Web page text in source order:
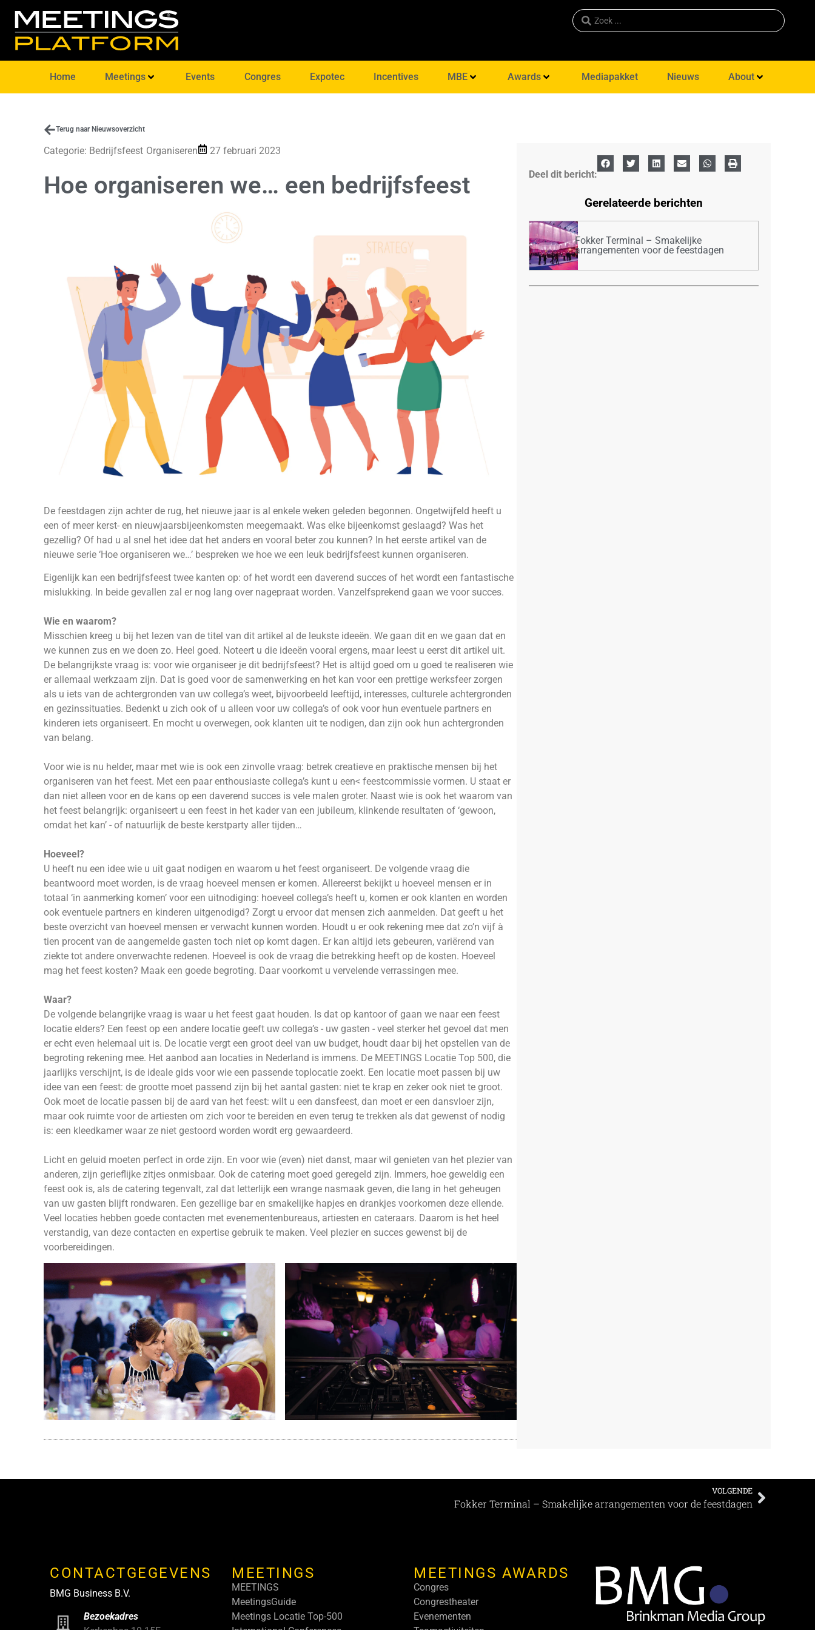
Home Meetings Events Congres Expotec Incentives MBE Awards Mediapakket Nieuws About
Terug naar Nieuwsoverzicht
Categorie: Bedrijfsfeest Organiseren 27 februari 2023
Hoe organiseren we… een bedrijfsfeest
De feestdagen zijn achter de rug, het nieuwe jaar is al enkele weken geleden begonnen. Ongetwijfeld heeft u
een of meer kerst- en nieuwjaarsbijeenkomsten meegemaakt. Was elke bijeenkomst geslaagd? Was het
gezellig? Of had u al snel het idee dat het anders en vooral beter zou kunnen? In het eerste artikel van de
nieuwe serie ‘Hoe organiseren we…’ bespreken we hoe we een leuk bedrijfsfeest kunnen organiseren.
Eigenlijk kan een bedrijfsfeest twee kanten op: of het wordt een daverend succes of het wordt een fantastische
mislukking. In beide gevallen zal er nog lang over nagepraat worden. Vanzelfsprekend gaan we voor succes.
Wie en waarom?
Misschien kreeg u bij het lezen van de titel van dit artikel al de leukste ideeën. We gaan dit en we gaan dat en
we kunnen zus en we doen zo. Heel goed. Noteert u die ideeën vooral ergens, maar leest u eerst dit artikel uit.
De belangrijkste vraag is: voor wie organiseer je dit bedrijfsfeest? Het is altijd goed om u goed te realiseren wie
er allemaal werkzaam zijn. Dat is goed voor de samenwerking en het kan voor een prettige werksfeer zorgen
als u iets van de achtergronden van uw collega’s weet, bijvoorbeeld leeftijd, interesses, culturele achtergronden
en gezinssituaties. Bedenkt u zich ook of u alleen voor uw collega’s of ook voor hun eventuele partners en
kinderen iets organiseert. En mocht u overwegen, ook klanten uit te nodigen, dan zijn ook hun achtergronden
van belang.
Voor wie is nu helder, maar met wie is ook een zinvolle vraag: betrek creatieve en praktische mensen bij het
organiseren van het feest. Met een paar enthousiaste collega’s kunt u een< feestcommissie vormen. U staat er
dan niet alleen voor en de kans op een daverend succes is vele malen groter. Naast wie is ook het waarom van
het feest belangrijk: organiseert u een feest in het kader van een jubileum, klinkende resultaten of ‘gewoon,
omdat het kan’ - of natuurlijk de beste kerstparty aller tijden…
Hoeveel?
U heeft nu een idee wie u uit gaat nodigen en waarom u het feest organiseert. De volgende vraag die
beantwoord moet worden, is de vraag hoeveel mensen er komen. Allereerst bekijkt u hoeveel mensen er in
totaal ‘in aanmerking komen’ voor een uitnodiging: hoeveel collega’s heeft u, komen er ook klanten en worden
ook eventuele partners en kinderen uitgenodigd? Zorgt u ervoor dat mensen zich aanmelden. Dat geeft u het
beste overzicht van hoeveel mensen er verwacht kunnen worden. Houdt u er ook rekening mee dat zo’n vijf à
tien procent van de aangemelde gasten toch niet op komt dagen. Er kan altijd iets gebeuren, variërend van
ziekte tot andere onverwachte redenen. Hoeveel is ook de vraag die betrekking heeft op de kosten. Hoeveel
mag het feest kosten? Maak een goede begroting. Daar voorkomt u vervelende verrassingen mee.
Waar?
De volgende belangrijke vraag is waar u het feest gaat houden. Is dat op kantoor of gaan we naar een feest
locatie elders? Een feest op een andere locatie geeft uw collega’s - uw gasten - veel sterker het gevoel dat men
er echt even helemaal uit is. De locatie vergt een groot deel van uw budget, houdt daar bij het opstellen van de
begroting rekening mee. Het aanbod aan locaties in Nederland is immens. De MEETINGS Locatie Top 500, die
jaarlijks verschijnt, is de ideale gids voor wie een passende toplocatie zoekt. Een locatie moet passen bij uw
idee van een feest: de grootte moet passend zijn bij het aantal gasten: niet te krap en zeker ook niet te groot.
Ook moet de locatie passen bij de aard van het feest: wilt u een dansfeest, dan moet er een dansvloer zijn,
maar ook ruimte voor de artiesten om zich voor te bereiden en even terug te trekken als dat gewenst of nodig
is: een kleedkamer waar ze niet gestoord worden wordt erg gewaardeerd.
Licht en geluid moeten perfect in orde zijn. En voor wie (even) niet danst, maar wil genieten van het plezier van
anderen, zijn gerieflijke zitjes onmisbaar. Ook de catering moet goed geregeld zijn. Immers, hoe geweldig een
feest ook is, als de catering tegenvalt, zal dat letterlijk een wrange nasmaak geven, die lang in het geheugen
van uw gasten blijft rondwaren. Een gezellige bar en smakelijke hapjes en drankjes voorkomen deze ellende.
Veel locaties hebben goede contacten met evenementenbureaus, artiesten en cateraars. Daarom is het heel
verstandig, van deze contacten en expertise gebruik te maken. Veel plezier en succes gewenst bij de
voorbereidingen.
Deel dit bericht:
Gerelateerde berichten
Fokker Terminal – Smakelijke
arrangementen voor de feestdagen
VOLGENDE
Fokker Terminal – Smakelijke arrangementen voor de feestdagen
CONTACTGEGEVENS
BMG Business B.V.
Bezoekadres
MEETINGS
MEETINGS
MeetingsGuide
Meetings Locatie Top-500
MEETINGS AWARDS
Congres
Congrestheater
Evenementen